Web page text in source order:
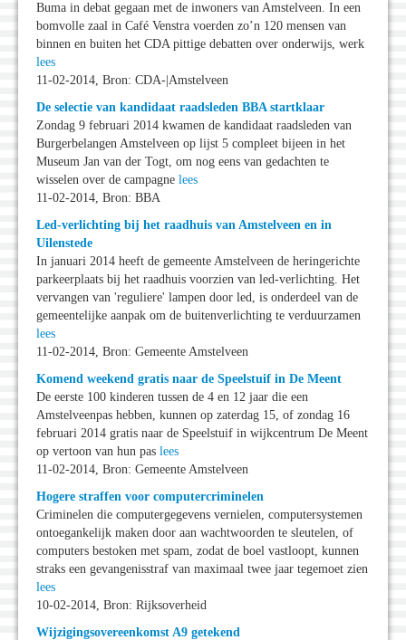
Buma in debat gegaan met de inwoners van Amstelveen. In een
bomvolle zaal in Café Venstra voerden zo’n 120 mensen van
binnen en buiten het CDA pittige debatten over onderwijs, werk
lees
11-02-2014, Bron: CDA-|Amstelveen
De selectie van kandidaat raadsleden BBA startklaar
Zondag 9 februari 2014 kwamen de kandidaat raadsleden van
Burgerbelangen Amstelveen op lijst 5 compleet bijeen in het
Museum Jan van der Togt, om nog eens van gedachten te
wisselen over de campagne lees
11-02-2014, Bron: BBA
Led-verlichting bij het raadhuis van Amstelveen en in
Uilenstede
In januari 2014 heeft de gemeente Amstelveen de heringerichte
parkeerplaats bij het raadhuis voorzien van led-verlichting. Het
vervangen van 'reguliere' lampen door led, is onderdeel van de
gemeentelijke aanpak om de buitenverlichting te verduurzamen
lees
11-02-2014, Bron: Gemeente Amstelveen
Komend weekend gratis naar de Speelstuif in De Meent
De eerste 100 kinderen tussen de 4 en 12 jaar die een
Amstelveenpas hebben, kunnen op zaterdag 15, of zondag 16
februari 2014 gratis naar de Speelstuif in wijkcentrum De Meent
op vertoon van hun pas lees
11-02-2014, Bron: Gemeente Amstelveen
Hogere straffen voor computercriminelen
Criminelen die computergegevens vernielen, computersystemen
ontoegankelijk maken door aan wachtwoorden te sleutelen, of
computers bestoken met spam, zodat de boel vastloopt, kunnen
straks een gevangenisstraf van maximaal twee jaar tegemoet zien
lees
10-02-2014, Bron: Rijksoverheid
Wijzigingsovereenkomst A9 getekend